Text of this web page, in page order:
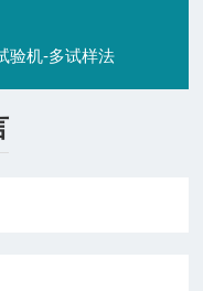
验机-多试样法